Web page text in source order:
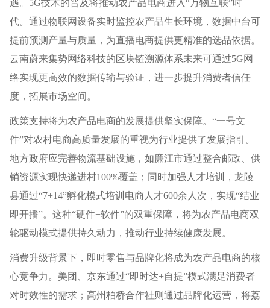
遇。5G技术的普及将推动农产品电商进入“万物互联”时
代。通过物联网设备实时监控农产品生长环境，数据中台可
提前预测产量与质量，为直播电商提供更精准的选品依据。
云南蔚来集势网络科技的区块链溯源体系未来可通过5G网
络实现更高效的数据传输与验证，进一步提升消费者信任
度，拓展市场空间。
政策支持将为农产品电商的发展提供坚实保障。“一号文
件”对农村电商高质量发展的重视为行业提供了发展指引。
地方政府应完善物流基础设施，如廉江市通过整合邮政、供
销资源实现快递进村100%覆盖；同时加强人才培训，龙陵
县通过“7+14”孵化模式培训电商人才600余人次，实现“结业
即开播”。这种“硬件+软件”的双重保障，将为农产品电商双
轮驱动模式提供持久动力，推动行业持续健康发展。
消费升级背景下，即时零售与品牌化将成为农产品电商的核
心竞争力。美团、京东通过“即时达+自提”模式满足消费者
对时效性的需求；高州柏桥合作社则通过品牌化运营，将荔